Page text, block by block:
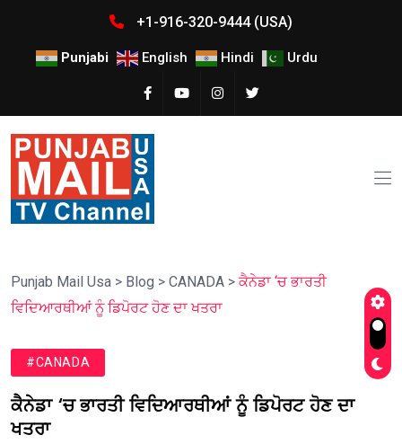
+1-916-320-9444 (USA)
Punjabi English Hindi Urdu
Punjab Mail Usa > Blog > CANADA > ਕੈਨੇਡਾ ‘ਚ ਭਾਰਤੀ
ਵਿਦਿਆਰਥੀਆਂ ਨੂੰ ਡਿਪੋਰਟ ਹੋਣ ਦਾ ਖਤਰਾ
#CANADA
ਕੈਨੇਡਾ ‘ਚ ਭਾਰਤੀ ਵਿਦਿਆਰਥੀਆਂ ਨੂੰ ਡਿਪੋਰਟ ਹੋਣ ਦਾ
ਖਤਰਾ